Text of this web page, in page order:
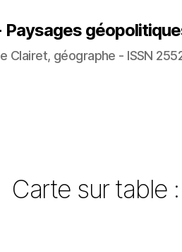
Paysages
Clairet, géographe - ISSN
Carte sur table